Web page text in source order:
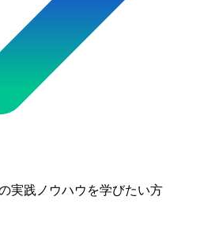
実践ノウハウを学びたい方